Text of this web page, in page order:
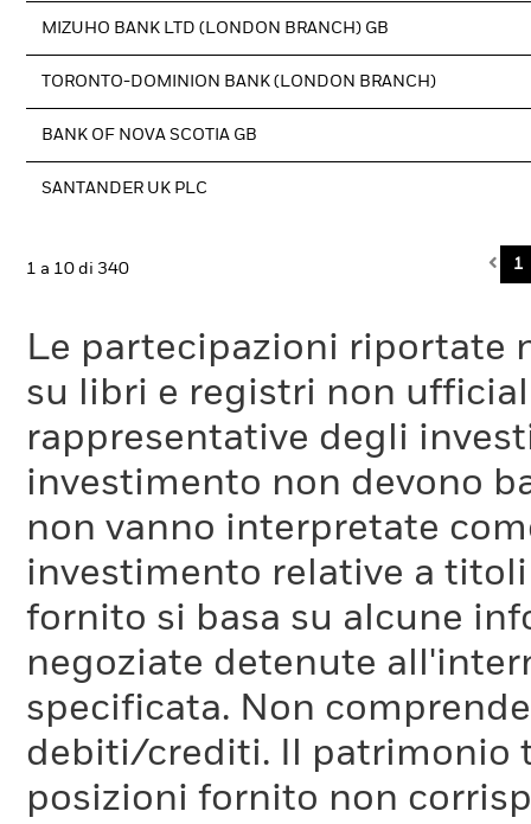
MIZUHO BANK LTD (LONDON BRANCH) GB
TORONTO-DOMINION BANK (LONDON BRANCH)
BANK OF NOVA SCOTIA GB
SANTANDER UK PLC
1 a 10 di 340 1
Le partecipazioni riportate
su libri e registri non
rappresentative degli
investimento non devono
non vanno interpretate
investimento relative a
fornito si basa su alcune
negoziate detenute
specificata. Non
debiti/crediti. Il patrimonio
posizioni fornito non